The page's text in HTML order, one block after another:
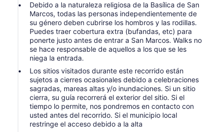
Debido a la naturaleza religiosa de la Basílica de San
Marcos, todas las personas independientemente de
su género deben cubrirse los hombros y las rodillas.
Puedes traer cobertura extra (bufandas, etc) para
ponerte justo antes de entrar a San Marcos. Walks no
se hace responsable de aquellos a los que se les
niega la entrada.
Los sitios visitados durante este recorrido están
sujetos a cierres ocasionales debido a celebraciones
sagradas, mareas altas y/o inundaciones. Si un sitio
cierra, su guía recorrerá el exterior del sitio. Si el
tiempo lo permite, nos pondremos en contacto con
usted antes del recorrido. Si el municipio local
restringe el acceso debido a la alta